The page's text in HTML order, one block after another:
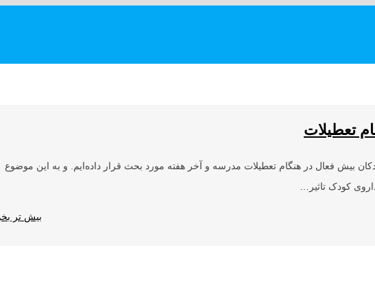
تعطیلات
بیش فعال در هنگام تعطیلات مدرسه و آخر هفته مورد بحث قرار داده‌ایم. و به این موضوع
کودک تاثیر…
بیش تر